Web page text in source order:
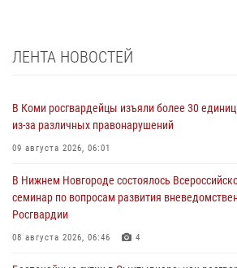
ЛЕНТА НОВОСТЕЙ
В Коми росгвардейцы изъяли более 30
из-за различных правонарушений
09 августа 2026, 06:01
В Нижнем Новгороде состоялось
семинар по вопросам развития
Росгвардии
08 августа 2026, 06:46 4